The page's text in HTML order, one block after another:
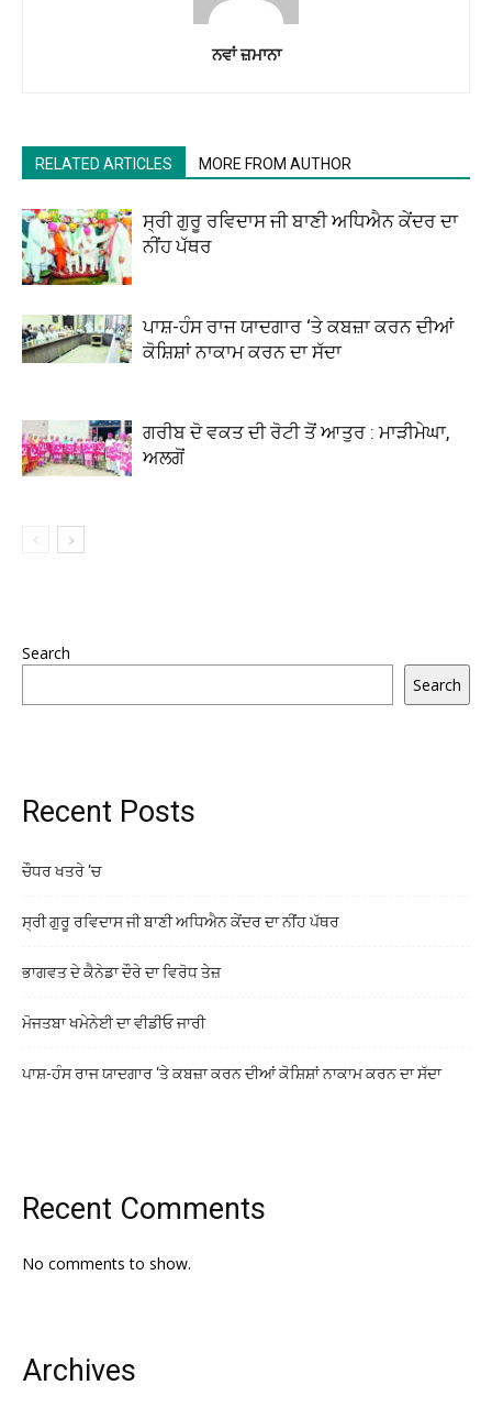
ਨਵਾਂ ਜ਼ਮਾਨਾ
RELATED ARTICLES MORE FROM AUTHOR
ਸ੍ਰੀ ਗੁਰੂ ਰਵਿਦਾਸ ਜੀ ਬਾਣੀ ਅਧਿਐਨ ਕੇਂਦਰ ਦਾ
ਨੀਂਹ ਪੱਥਰ
ਪਾਸ਼-ਹੰਸ ਰਾਜ ਯਾਦਗਾਰ ‘ਤੇ ਕਬਜ਼ਾ ਕਰਨ ਦੀਆਂ
ਕੋਸ਼ਿਸ਼ਾਂ ਨਾਕਾਮ ਕਰਨ ਦਾ ਸੱਦਾ
ਗਰੀਬ ਦੋ ਵਕਤ ਦੀ ਰੋਟੀ ਤੋਂ ਆਤੁਰ : ਮਾੜੀਮੇਘਾ,
ਅਲਗੋਂ
Search
Search
Recent Posts
ਚੌਧਰ ਖਤਰੇ ‘ਚ
ਸ੍ਰੀ ਗੁਰੂ ਰਵਿਦਾਸ ਜੀ ਬਾਣੀ ਅਧਿਐਨ ਕੇਂਦਰ ਦਾ ਨੀਂਹ ਪੱਥਰ
ਭਾਗਵਤ ਦੇ ਕੈਨੇਡਾ ਦੌਰੇ ਦਾ ਵਿਰੋਧ ਤੇਜ਼
ਮੋਜਤਬਾ ਖਮੇਨੇਈ ਦਾ ਵੀਡੀਓ ਜਾਰੀ
ਪਾਸ਼-ਹੰਸ ਰਾਜ ਯਾਦਗਾਰ ‘ਤੇ ਕਬਜ਼ਾ ਕਰਨ ਦੀਆਂ ਕੋਸ਼ਿਸ਼ਾਂ ਨਾਕਾਮ ਕਰਨ ਦਾ ਸੱਦਾ
Recent Comments
No comments to show.
Archives